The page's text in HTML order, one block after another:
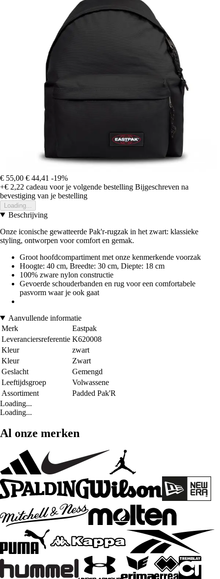
€ 55,00 € 44,41 -19%
+€ 2,22 cadeau voor je volgende bestelling Bijgeschreven na
bevestiging van je bestelling
Loading...
Beschrijving
Onze iconische gewatteerde Pak'r-rugzak in het zwart: klassieke
styling, ontworpen voor comfort en gemak.
Groot hoofdcompartiment met onze kenmerkende voorzak
Hoogte: 40 cm, Breedte: 30 cm, Diepte: 18 cm
100% zware nylon constructie
Gevoerde schouderbanden en rug voor een comfortabele
pasvorm waar je ook gaat
Aanvullende informatie
Merk
Eastpak
Leveranciersreferentie K620008
Kleur
zwart
Kleur
Zwart
Geslacht
Gemengd
Leeftijdsgroep
Volwassene
Assortiment
Padded Pak'R
Loading...
Loading...
Al onze merken